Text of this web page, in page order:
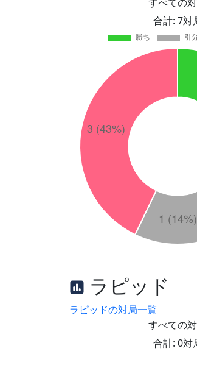
合計: 7対
ラピッド
ラピッドの対局一覧
すべての
合計: 0対